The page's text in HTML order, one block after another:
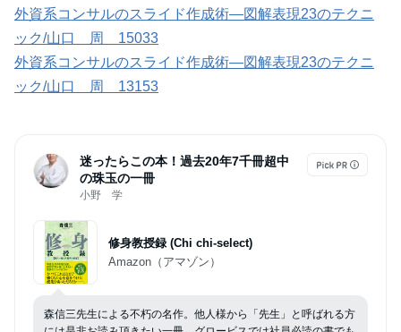
外資系コンサルのスライド作成術―図解表現23のテクニ
ック/山口 周 15033
外資系コンサルのスライド作成術―図解表現23のテクニ
ック/山口 周 13153
迷ったらこの本！過去20年7千冊超中
の珠玉の一冊
小野 学
修身教授録 (Chi chi-select)
Amazon（アマゾン）
森信三先生による不朽の名作。他人様から「先生」と呼ばれる方